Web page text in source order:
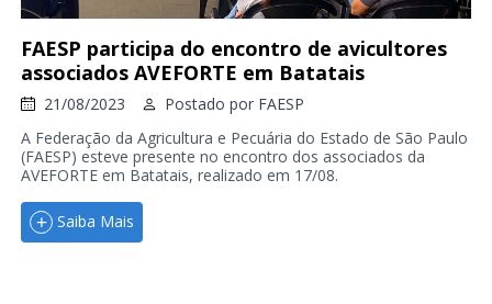
FAESP participa do encontro de avicultores
associados AVEFORTE em Batatais
21/08/2023 Postado por FAESP
A Federação da Agricultura e Pecuária do Estado de São Paulo
(FAESP) esteve presente no encontro dos associados da
AVEFORTE em Batatais, realizado em 17/08.
Saiba Mais